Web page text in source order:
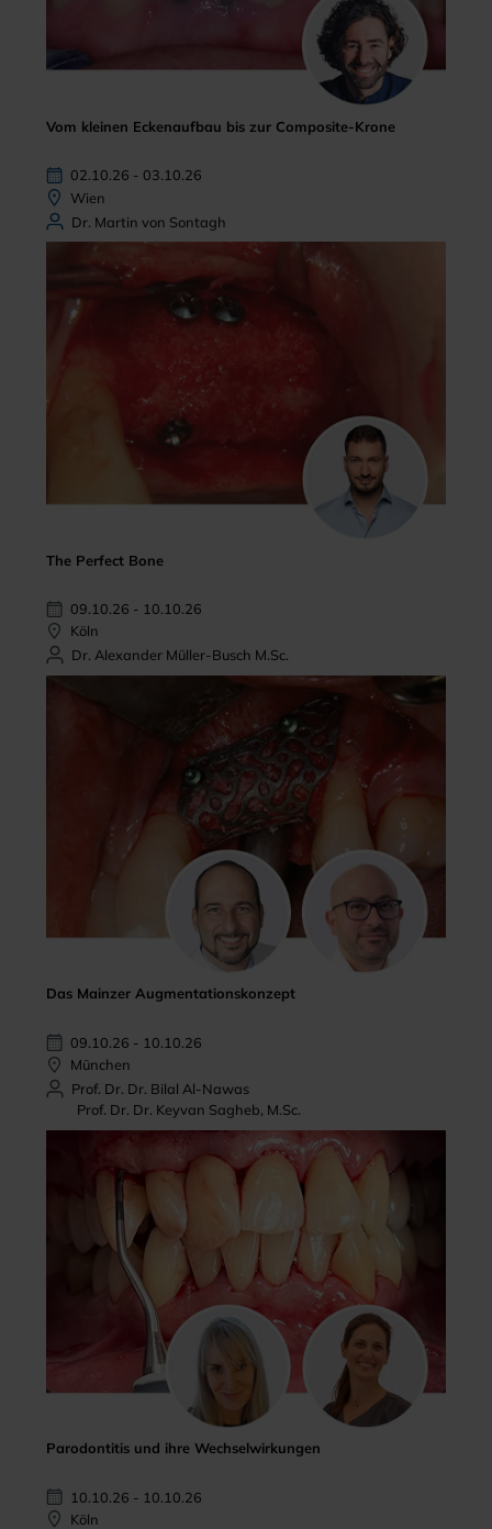
Vom kleinen Eckenaufbau bis zur Composite-Krone
02.10.26 - 03.10.26
Wien
Dr. Martin von Sontagh
The Perfect Bone
09.10.26 - 10.10.26
Köln
Dr. Alexander Müller-Busch M.Sc.
Das Mainzer Augmentationskonzept
09.10.26 - 10.10.26
München
Prof. Dr. Dr. Bilal Al-Nawas
Prof. Dr. Dr. Keyvan Sagheb, M.Sc.
Parodontitis und ihre Wechselwirkungen
10.10.26 - 10.10.26
Köln